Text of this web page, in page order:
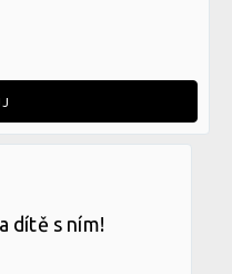
dítě s ním!